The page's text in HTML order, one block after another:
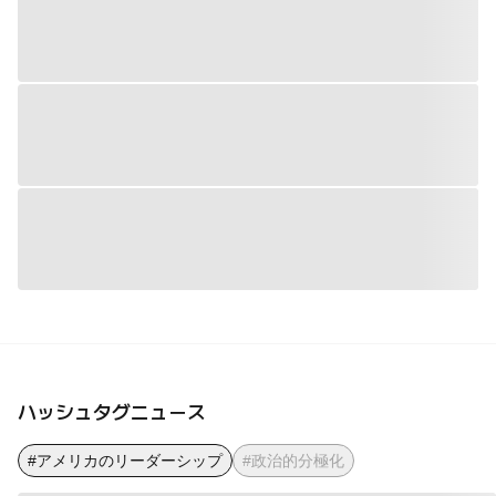
ハッシュタグニュース
#アメリカのリーダーシップ #政治的分極化